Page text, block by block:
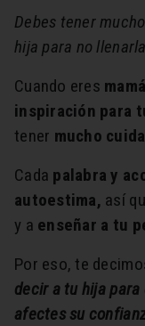
Debes tener
hija para no
Cuando eres mamá
inspiración para
tener mucho
Cada palabra y
autoestima, así
y a enseñar a tu
Por eso, te
decir a tu hija para
afectes su